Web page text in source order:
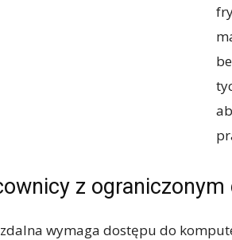
z
wymaga dostępu do